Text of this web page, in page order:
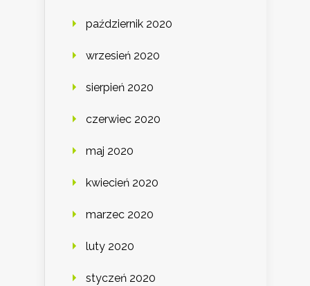
październik 2020
wrzesień 2020
sierpień 2020
czerwiec 2020
maj 2020
kwiecień 2020
marzec 2020
luty 2020
styczeń 2020